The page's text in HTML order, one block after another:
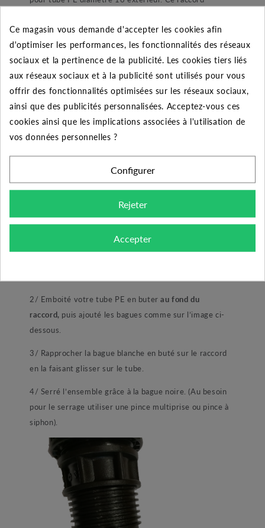
application jusqu’à 16 bars ce raccord convient
parfaitement à une installation de pompage ou encore
d’arrosage automatique enterré. Dans sa conception le
raccord est composé d’un joint torique lubrifié pour une
étanchéité parfaite. Ensuite nous retrouvons une bague
de blocage de joint afin de ne pas le perdre lors du
montage et démontage du raccord. Une bague de
blocage en POM blanc permettant de maintenir le tube.
Et enfin une bague de serrage ergonomique qui à pour
but de refermer et maintenir l’ensemble.
Conseil de montage :
Pour bien monter ce raccord voici une procédure
simple,
2/ Emboité votre tube PE en buterau fond du
raccord, puis ajouté les bagues comme sur l’image ci-
dessous.
3/ Rapprocher la bague blanche en buté sur le raccord
en la faisant glisser sur le tube.
4/ Serré l’ensemble grâce à la bague noire. (Au besoin
pour le serrage utiliser une pince multiprise ou pince à
siphon).
Ce magasin vous demande d'accepter les cookies afin
d'optimiser les performances, les fonctionnalités des réseaux
sociaux et la pertinence de la publicité. Les cookies tiers liés
aux réseaux sociaux et à la publicité sont utilisés pour vous
offrir des fonctionnalités optimisées sur les réseaux sociaux,
ainsi que des publicités personnalisées. Acceptez-vous ces
cookies ainsi que les implications associées à l'utilisation de
vos données personnelles ?
Configurer
Rejeter
Accepter